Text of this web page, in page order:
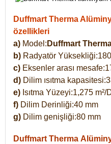
Duffmart Therma
özellikleri
a) Model: Duffmart
b) Radyatör
c) Eksenler arası
d) Dilim ısıtma
e) Isıtma Yüzeyi:1,275 m²/
f) Dilim Derinliği:40 mm
g) Dilim genişliği:80 mm
Duffmart Therma